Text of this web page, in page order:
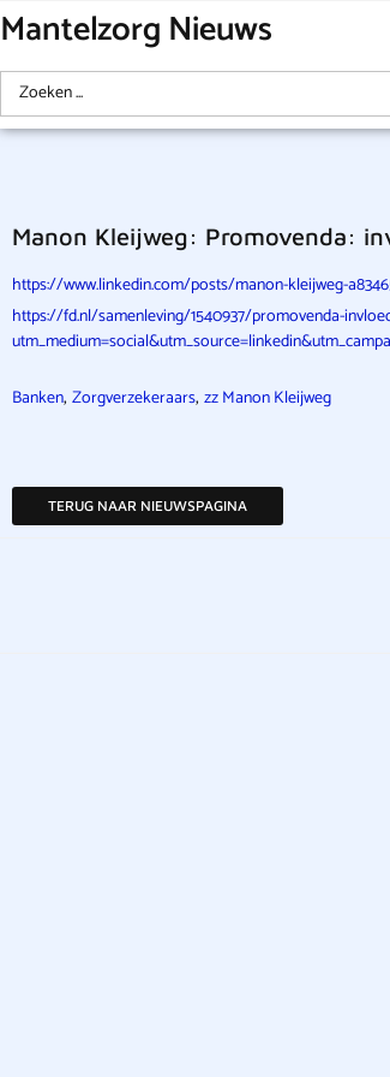
Mantelzorg Nieuws
Manon Kleijweg: Promovenda:
https://www.linkedin.com/posts/manon-kleijweg-
https://fd.nl/samenleving/1540937/promovenda-
Banken, Zorgverzekeraars, zz Manon Kleijweg
TERUG NAAR NIEUWSPAGINA